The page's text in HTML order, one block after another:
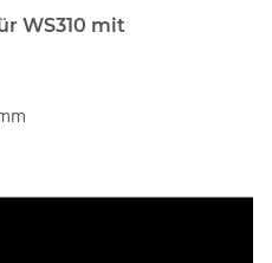
WS310 mit